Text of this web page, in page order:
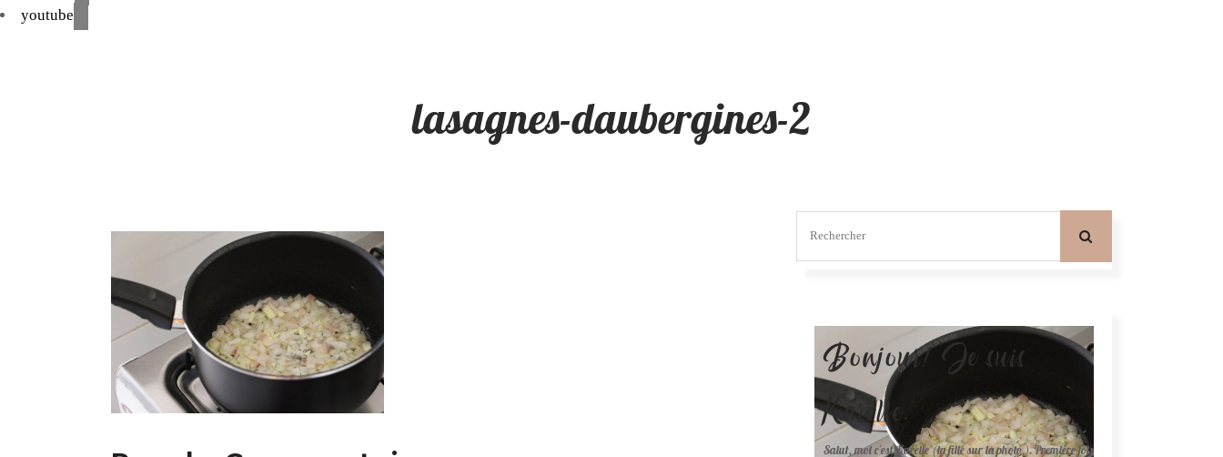
youtube
lasagnes-daubergines-2
Bonjour! Je suis
Karelle.
Salut, moi c'est Karelle (la fille sur la photo ). Première fois